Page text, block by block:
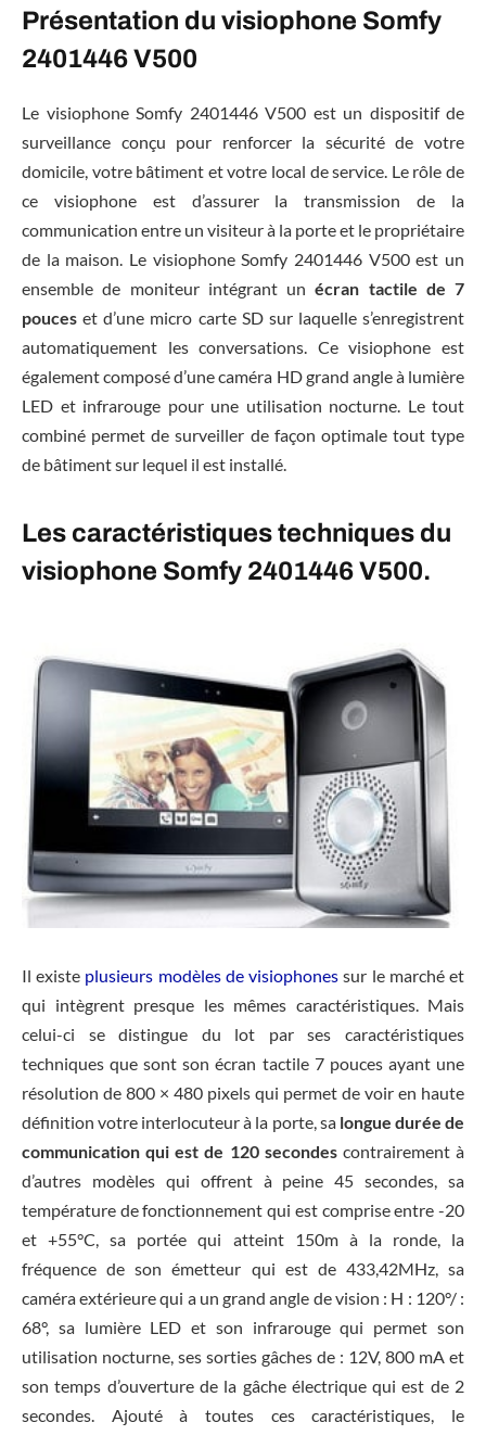
Présentation du visiophone Somfy
2401446 V500
Le visiophone Somfy 2401446 V500 est un dispositif de
surveillance conçu pour renforcer la sécurité de votre
domicile, votre bâtiment et votre local de service. Le rôle de
ce visiophone est d’assurer la transmission de la
communication entre un visiteur à la porte et le propriétaire
de la maison. Le visiophone Somfy 2401446 V500 est un
ensemble de moniteur intégrant un écran tactile de 7
pouces et d’une micro carte SD sur laquelle s’enregistrent
automatiquement les conversations. Ce visiophone est
également composé d’une caméra HD grand angle à lumière
LED et infrarouge pour une utilisation nocturne. Le tout
combiné permet de surveiller de façon optimale tout type
de bâtiment sur lequel il est installé.
Les caractéristiques techniques du
visiophone Somfy 2401446 V500.
Il existe plusieurs modèles de visiophones sur le marché et
qui intègrent presque les mêmes caractéristiques. Mais
celui-ci se distingue du lot par ses caractéristiques
techniques que sont son écran tactile 7 pouces ayant une
résolution de 800 × 480 pixels qui permet de voir en haute
définition votre interlocuteur à la porte, salongue durée de
communication qui est de 120 secondescontrairement à
d’autres modèles qui offrent à peine 45 secondes, sa
température de fonctionnement qui est comprise entre -20
et +55°C, sa portée qui atteint 150m à la ronde, la
fréquence de son émetteur qui est de 433,42MHz, sa
caméra extérieure qui a un grand angle de vision : H : 120°/ :
68°, sa lumière LED et son infrarouge qui permet son
utilisation nocturne, ses sorties gâches de : 12V, 800 mA et
son temps d’ouverture de la gâche électrique qui est de 2
secondes. Ajouté à toutes ces caractéristiques, le